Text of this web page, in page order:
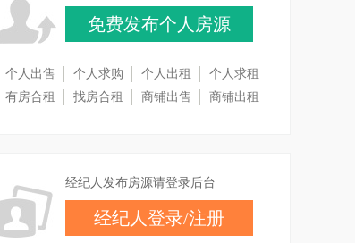
免费发布个人房源
个人出售 个人求购 个人出租
个人求租
有房合租
找房合租 商铺出售 商铺出租
经纪人发布房源请登录后台
经纪人登录/注册